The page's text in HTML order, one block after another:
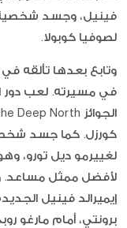
لصوفيا كوبولا.
وتابع بعدها تألقه
في مسيرته. لعب دور
لغييرمو ديل تورو،
لأفضل ممثل مساعد.
إيميرالد فينيل